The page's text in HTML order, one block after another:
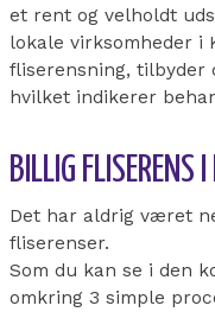
et rent og velholdt
lokale virksomheder i
fliserensning, tilbyder
hvilket indikerer
BILLIG FLISERENS
Det har aldrig været
fliserenser.
Som du kan se i den
omkring 3 simple